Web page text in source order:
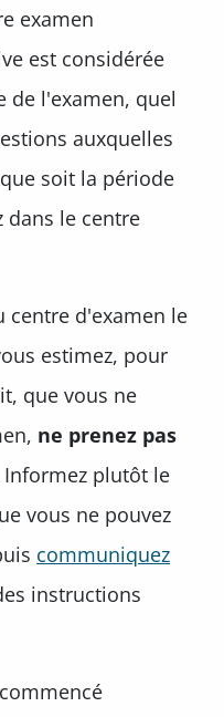
examen
est considérée
de l'examen, quel
auxquelles
soit la période
dans le centre
centre d'examen le
estimez, pour
que vous ne
ne prenez pas
Informez plutôt le
vous ne pouvez
communiquez
instructions